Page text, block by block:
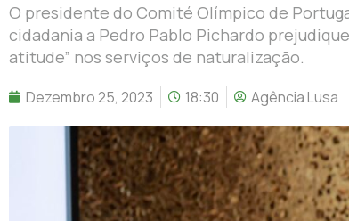
O presidente do Comité Olímpico de
cidadania a Pedro Pablo Pichardo
atitude” nos serviços de naturalização.
Dezembro 25, 2023 18:30 Agência Lusa